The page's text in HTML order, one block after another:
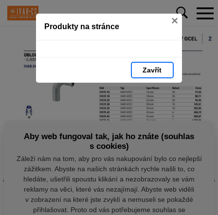
Produkty na stránce ×
Zavřít
Aby web fungoval tak, jak ho znáte (souhlas
s cookies)
Záleží nám na tom, aby pro vás nakupování bylo co nejlepší
zážitkem. Abyste na našich stránkách rychle našli to, co
hledáte, ušetřili spoustu klikání a nezobrazovaly se vám
reklamy na věci, které vás nezajímají. Abyste web viděli
v zobrazení na které jste zvyklí a nemuseli se pokaždé
přihlašovat. Proto od vás potřebujeme souhlas se